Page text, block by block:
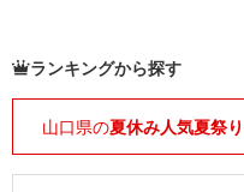
ランキングから探す
山口県の夏休み人気夏祭り